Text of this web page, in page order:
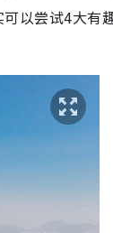
以尝试4大有